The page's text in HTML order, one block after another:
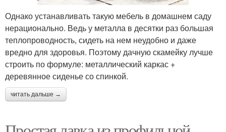
Однако устанавливать такую мебель в домашнем саду
нерационально. Ведь у металла в десятки раз большая
теплопроводность, сидеть на нем неудобно и даже
вредно для здоровья. Поэтому дачную скамейку лучше
строить по формуле: металлический каркас +
деревянное сиденье со спинкой.
читать дальше →